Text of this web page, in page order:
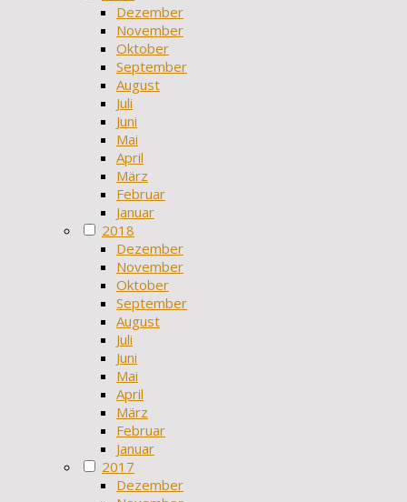
Dezember
November
Oktober
September
August
Juli
Juni
Mai
April
März
Februar
Januar
2018
Dezember
November
Oktober
September
August
Juli
Juni
Mai
April
März
Februar
Januar
2017
Dezember